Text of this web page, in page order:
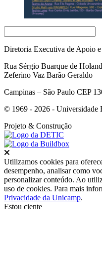
Diretoria Executiva de Apoio
Rua Sérgio Buarque de
Zeferino Vaz Barão Geraldo
Campinas – São Paulo CEP
© 1969 - 2026 - Universidade
Projeto & Construção
Utilizamos cookies para
desempenho, analisar como
personalizar conteúdo. Ao
uso de cookies. Para mais
Privacidade da Unicamp.
Estou ciente